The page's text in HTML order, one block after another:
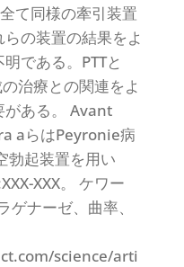
て同様の牽引装置
の装置の結果をよ
である。PTTと
治療との関連をよ
がある。 Avant
aらはPeyronie病
勃起装置を用い
XXX。 ケワー
ナーゼ、曲率、
science/arti